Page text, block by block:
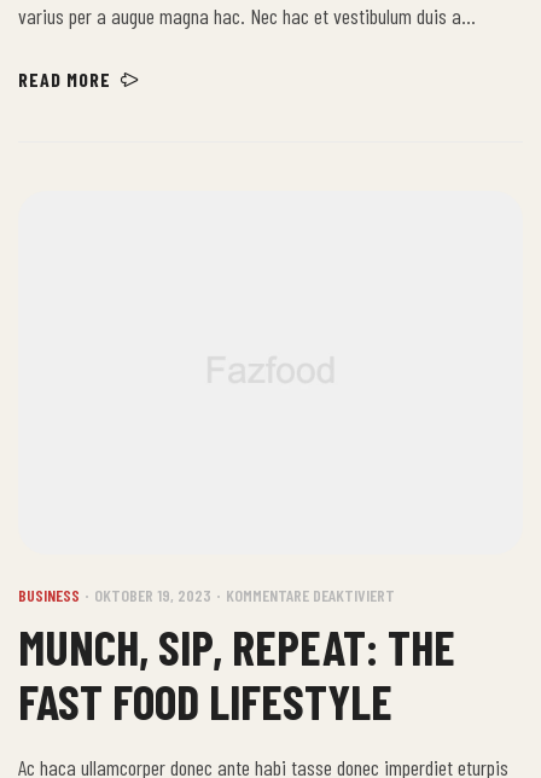
varius per a augue magna hac. Nec hac et vestibulum duis a
himenaeos nunc torquent euismod adipiscing adipiscing dui gravida
READ MORE
BUSINESS OKTOBER 19, 2023 KOMMENTARE DEAKTIVIERT
MUNCH, SIP, REPEAT: THE
FAST FOOD LIFESTYLE
Ac haca ullamcorper donec ante habi tasse donec imperdiet eturpis